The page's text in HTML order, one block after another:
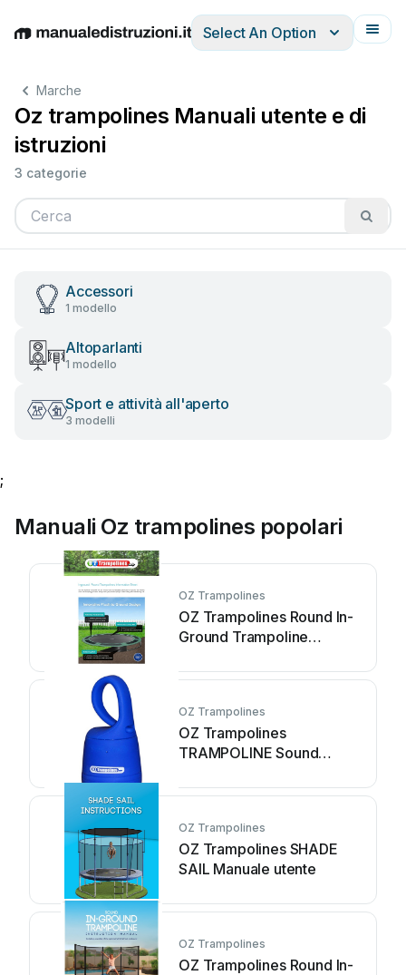
EnglishDeutschEspañolItalianoFrançais
Select An Option
Marche
Oz trampolines Manuali utente e di
istruzioni
3 categorie
Accessori
1 modello
Altoparlanti
1 modello
Sport e attività all'aperto
3 modelli
;
Manuali Oz trampolines popolari
OZ Trampolines
OZ Trampolines Round In-
Ground Trampoline
OZ Trampolines
OZ Trampolines
TRAMPOLINE Sound
OZ Trampolines
OZ Trampolines SHADE
SAIL Manuale utente
OZ Trampolines
OZ Trampolines Round In-